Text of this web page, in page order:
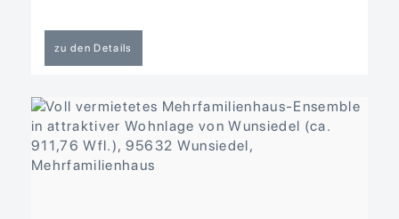
zu den Details